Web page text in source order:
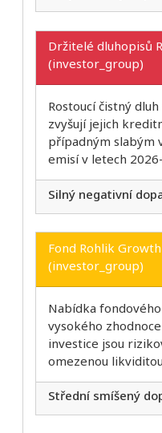
Držitelé dluhopisů
(investor_group)
Rostoucí čistný
zvyšují jejich
případným slabým
emisí v letech
Silný negativní
Fond Rohlik
(investor_group)
Nabídka
vysokého
investice jsou
omezenou
Střední smíšený